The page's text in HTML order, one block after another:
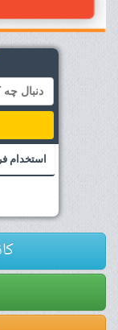
استخدام